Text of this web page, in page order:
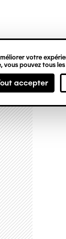
votre
pouvez tous
accepter